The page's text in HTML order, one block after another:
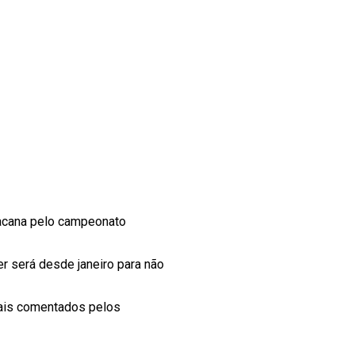
pelo campeonato
será desde janeiro para não
comentados pelos